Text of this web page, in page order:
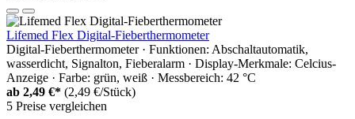
Lifemed Flex Digital-Fieberthermometer
Digital-Fieberthermometer · Funktionen: Abschaltautomatik,
wasserdicht, Signalton, Fieberalarm · Display-Merkmale: Celcius-
Anzeige · Farbe: grün, weiß · Messbereich: 42 °C
ab 2,49 €* (2,49 €/Stück)
5 Preise vergleichen